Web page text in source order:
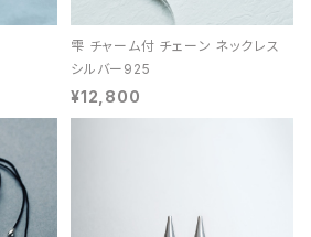
雫 チャーム付 チェーン ネックレス
シルバー925
¥12,800